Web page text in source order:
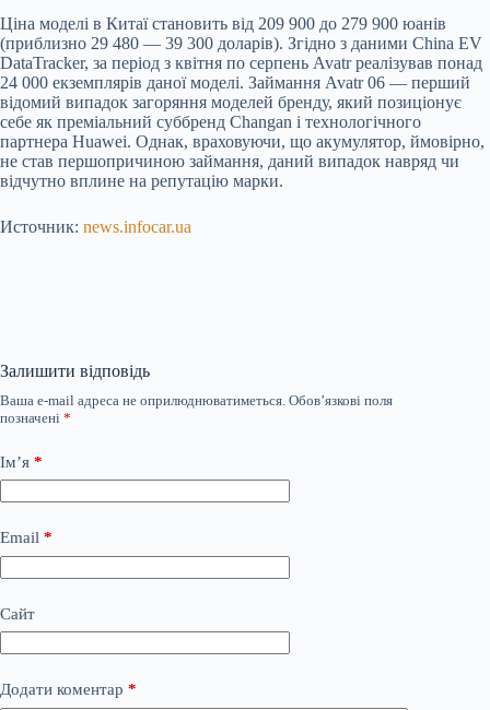
Ціна моделі в Китаї становить від 209 900 до 279 900 юанів
(приблизно 29 480 — 39 300 доларів). Згідно з даними China EV
DataTracker, за період з квітня по серпень Avatr реалізував понад
24 000 екземплярів даної моделі. Займання Avatr 06 — перший
відомий випадок загоряння моделей бренду, який позиціонує
себе як преміальний суббренд Changan і технологічного
партнера Huawei. Однак, враховуючи, що акумулятор, ймовірно,
не став першопричиною займання, даний випадок навряд чи
відчутно вплине на репутацію марки.
Источник: news.infocar.ua
Залишити відповідь
Ваша e-mail адреса не оприлюднюватиметься. Обов’язкові поля
позначені *
Ім’я *
Email *
Сайт
Додати коментар *